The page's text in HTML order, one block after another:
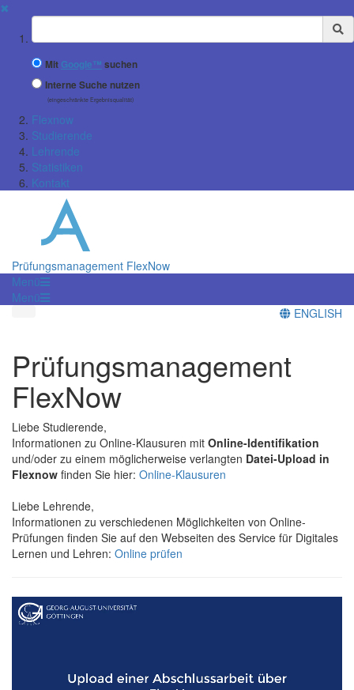
✖
Suchbegriff
Mit Google™ suchen
Interne Suche nutzen
(eingeschränkte Ergebnisqualität)
Flexnow
Studierende
Lehrende
Statistiken
Kontakt
Prüfungsmanagement FlexNow
Menü
Menü
ENGLISH
Prüfungsmanagement
FlexNow
Liebe Studierende,
Informationen zu Online-Klausuren mit Online-Identifikation
und/oder zu einem möglicherweise verlangten Datei-Upload in
Flexnow finden Sie hier: Online-Klausuren
Liebe Lehrende,
Informationen zu verschiedenen Möglichkeiten von Online-
Prüfungen finden Sie auf den Webseiten des Service für Digitales
Lernen und Lehren: Online prüfen